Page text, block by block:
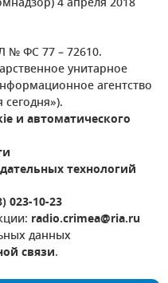
4 апреля 2018
№ ФС 77 – 72610.
унитарное
агентство
и автоматического
технологий
023-10-23
radio.crimea@ria.ru
данных
связи.